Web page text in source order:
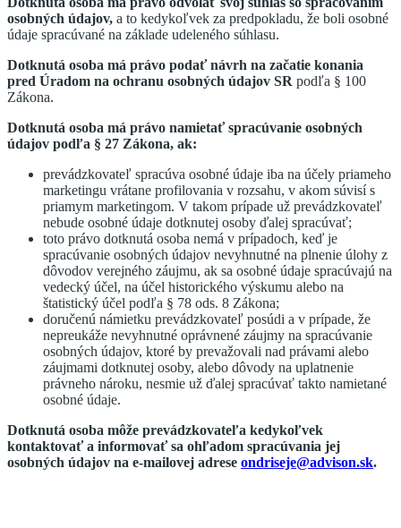
osobných údajov, a to kedykoľvek za predpokladu, že boli osobné
údaje spracúvané na základe udeleného súhlasu.
Dotknutá osoba má právo podať návrh na začatie konania
pred Úradom na ochranu osobných údajov SR podľa § 100
Zákona.
Dotknutá osoba má právo namietať spracúvanie osobných
údajov podľa § 27 Zákona, ak:
prevádzkovateľ spracúva osobné údaje iba na účely priameho
marketingu vrátane profilovania v rozsahu, v akom súvisí s
priamym marketingom. V takom prípade už prevádzkovateľ
nebude osobné údaje dotknutej osoby ďalej spracúvať;
toto právo dotknutá osoba nemá v prípadoch, keď je
spracúvanie osobných údajov nevyhnutné na plnenie úlohy z
dôvodov verejného záujmu, ak sa osobné údaje spracúvajú na
vedecký účel, na účel historického výskumu alebo na
štatistický účel podľa § 78 ods. 8 Zákona;
doručenú námietku prevádzkovateľ posúdi a v prípade, že
nepreukáže nevyhnutné oprávnené záujmy na spracúvanie
osobných údajov, ktoré by prevažovali nad právami alebo
záujmami dotknutej osoby, alebo dôvody na uplatnenie
právneho nároku, nesmie už ďalej spracúvať takto namietané
osobné údaje.
Dotknutá osoba môže prevádzkovateľa kedykoľvek
kontaktovať a informovať sa ohľadom spracúvania jej
osobných údajov na e-mailovej adrese ondriseje@advison.sk.